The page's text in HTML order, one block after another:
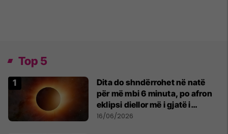
Top 5
Dita do shndërrohet në natë
për më mbi 6 minuta, po afron
eklipsi diellor më i gjatë i
shekullit të 21-të
16/06/2026